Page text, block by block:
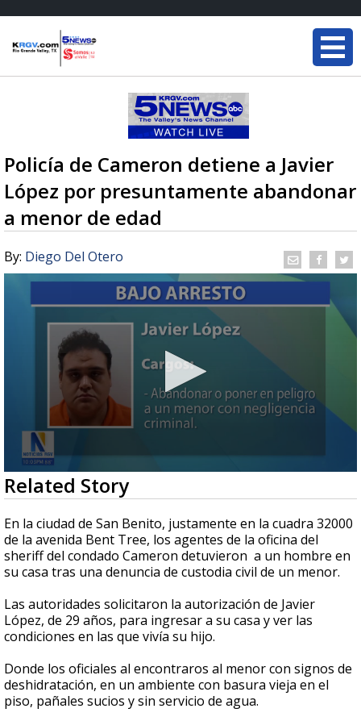
Policía de Cameron detiene a Javier
López por presuntamente abandonar
a menor de edad
By: Diego Del Otero
0
seconds
of
49
seconds
Related Story
En la ciudad de San Benito, justamente en la cuadra 32000
de la avenida Bent Tree, los agentes de la oficina del
sheriff del condado Cameron detuvieron a un hombre en
su casa tras una denuncia de custodia civil de un menor.
Las autoridades solicitaron la autorización de Javier
López, de 29 años, para ingresar a su casa y ver las
condiciones en las que vivía su hijo.
Donde los oficiales al encontraros al menor con signos de
deshidratación, en un ambiente con basura vieja en el
piso, pañales sucios y sin servicio de agua.